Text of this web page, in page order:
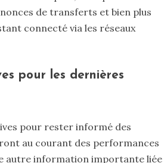
de transferts et bien plus
connecté via les réseaux
pour les dernières
pour rester informé des
au courant des performances
autre information importante liée